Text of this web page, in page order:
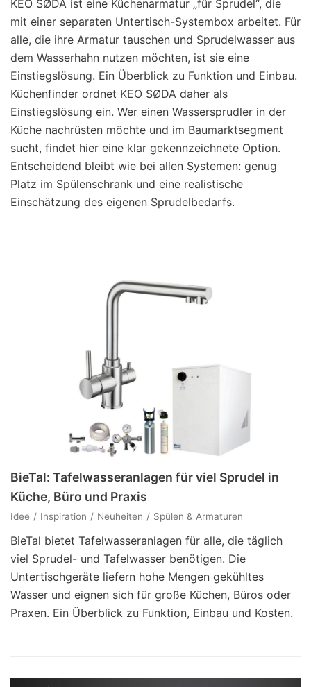
KEO SØDA ist eine Küchenarmatur „für Sprudel“, die
mit einer separaten Untertisch-Systembox arbeitet. Für
alle, die ihre Armatur tauschen und Sprudelwasser aus
dem Wasserhahn nutzen möchten, ist sie eine
Einstiegslösung. Ein Überblick zu Funktion und Einbau.
Küchenfinder ordnet KEO SØDA daher als
Einstiegslösung ein. Wer einen Wassersprudler in der
Küche nachrüsten möchte und im Baumarktsegment
sucht, findet hier eine klar gekennzeichnete Option.
Entscheidend bleibt wie bei allen Systemen: genug
Platz im Spülenschrank und eine realistische
Einschätzung des eigenen Sprudelbedarfs.
BieTal: Tafelwasseranlagen für viel Sprudel in
Küche, Büro und Praxis
Idee Inspiration Neuheiten Spülen & Armaturen
BieTal bietet Tafelwasseranlagen für alle, die täglich
viel Sprudel- und Tafelwasser benötigen. Die
Untertischgeräte liefern hohe Mengen gekühltes
Wasser und eignen sich für große Küchen, Büros oder
Praxen. Ein Überblick zu Funktion, Einbau und Kosten.